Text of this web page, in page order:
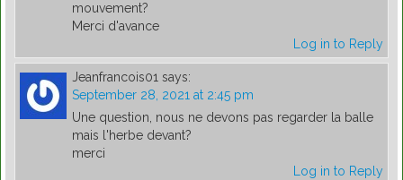
mouvement?
Merci d'avance
Log in to Reply
Jeanfrancois01 says:
September 28, 2021 at 2:45 pm
Une question, nous ne devons pas regarder la balle
mais l'herbe devant?
merci
Log in to Reply